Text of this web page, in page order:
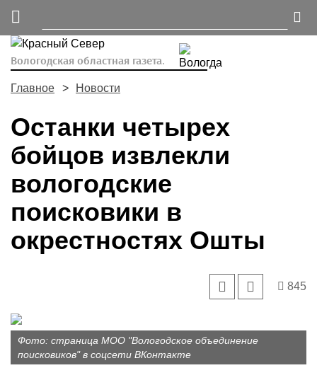
Вологодская областная газета.
Главное Новости
Останки четырех
бойцов извлекли
вологодские
поисковики в
окрестностях Ошты
845
Фото: страница МОО "Вологодское объединение
поисковиков" в соцсети ВКонтакте